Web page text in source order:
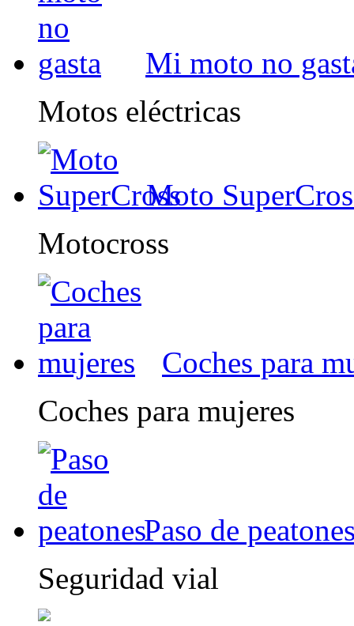
Mi moto no
Motos eléctricas
Moto
Motocross
Coches para
Coches para mujeres
Paso de
Seguridad vial